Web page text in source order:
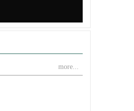
more...